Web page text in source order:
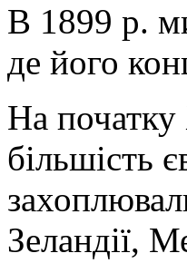
В 1899 р.
де його
На початку
більшість
Зеландії,